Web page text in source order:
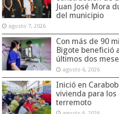
Juan José Mora
del municipio
agosto 7, 2026
Con más de 90
Bigote benefició
últimos dos
agosto 6, 2026
Inició en
vivienda para
terremoto